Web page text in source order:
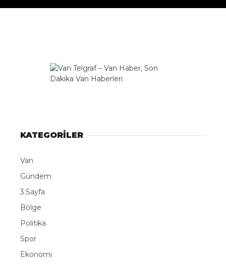
KATEGORİLER
Van
Gündem
3.Sayfa
Bölge
Politika
Spor
Ekonomi